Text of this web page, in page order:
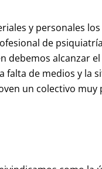
y personales
de
debemos alcanzar
falta de medios y la
un colectivo muy